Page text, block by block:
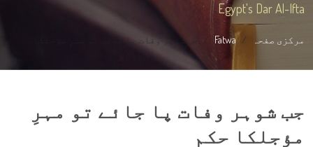
Egypt's Dar Al-Ifta
مرکزی صفحہ Fatwa جب شوہر وفات پا جائے تو مہرِ مؤجلکا...
جب شوہر وفات پا جائے تو مہرِ
مؤجلکا حکم